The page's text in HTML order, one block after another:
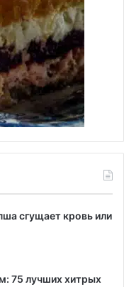
сгущает кровь или
75 лучших хитрых